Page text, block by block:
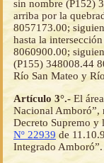
sin nombre (P152)
arriba por la
8057173.00;
hasta la
8060900.00;
(P155) 348008.44
Río San Mateo y
Artículo 3°.-El
Nacional Amboró”,
Decreto Supremo y
Nº 22939de
Integrado Amboró”.